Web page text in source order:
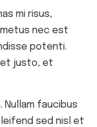
mi risus,
nec est
potenti.
justo, et
Nullam faucibus
sed nisl et